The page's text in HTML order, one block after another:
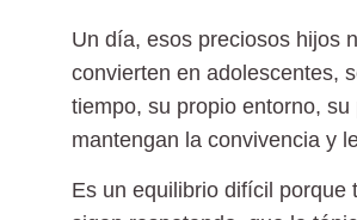
Un día, esos preciosos hijos
convierten en adolescentes,
tiempo, su propio entorno,
mantengan la convivencia y
Es un equilibrio difícil